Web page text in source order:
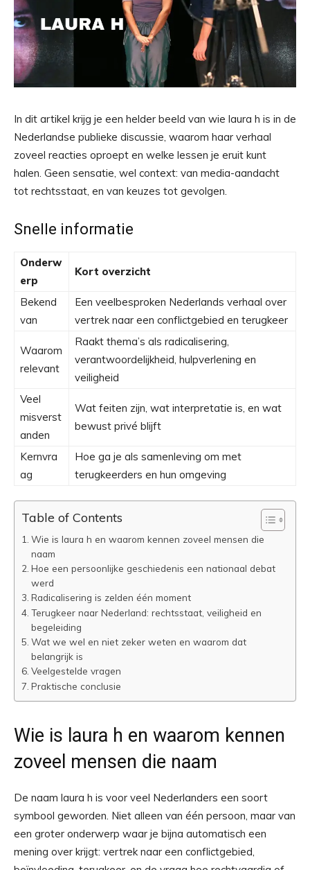
In dit artikel krijg je een helder beeld van wie laura h is in de
Nederlandse publieke discussie, waarom haar verhaal
zoveel reacties oproept en welke lessen je eruit kunt
halen. Geen sensatie, wel context: van media-aandacht
tot rechtsstaat, en van keuzes tot gevolgen.
Snelle informatie
Onderw
erp
Kort overzicht
Bekend
van
Een veelbesproken Nederlands verhaal over
vertrek naar een conflictgebied en terugkeer
Waarom
relevant
Raakt thema’s als radicalisering,
verantwoordelijkheid, hulpverlening en
veiligheid
Veel
misverst
anden
Wat feiten zijn, wat interpretatie is, en wat
bewust privé blijft
Kernvra
ag
Hoe ga je als samenleving om met
terugkeerders en hun omgeving
Table of Contents
Wie is laura h en waarom kennen zoveel mensen die
naam
Hoe een persoonlijke geschiedenis een nationaal debat
werd
Radicalisering is zelden één moment
Terugkeer naar Nederland: rechtsstaat, veiligheid en
begeleiding
Wat we wel en niet zeker weten en waarom dat
belangrijk is
Veelgestelde vragen
Praktische conclusie
Wie is laura h en waarom kennen
zoveel mensen die naam
De naam laura h is voor veel Nederlanders een soort
symbool geworden. Niet alleen van één persoon, maar van
een groter onderwerp waar je bijna automatisch een
mening over krijgt: vertrek naar een conflictgebied,